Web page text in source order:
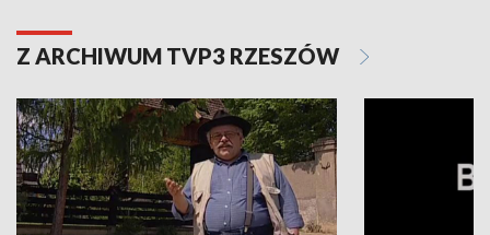
Z ARCHIWUM TVP3 RZESZÓW